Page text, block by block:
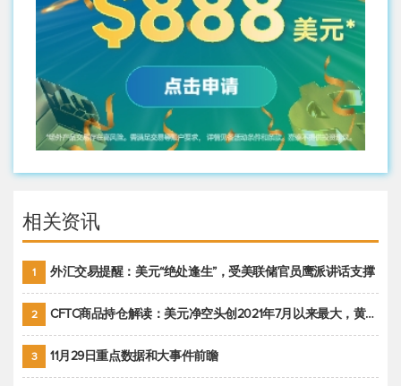
相关资讯
1 外汇交易提醒：美元“绝处逢生”，受美联储官员鹰派讲话支撑
2 CFTC商品持仓解读：美元净空头创2021年7月以来最大，黄金期货投机性净多头头寸减少
3 11月29日重点数据和大事件前瞻